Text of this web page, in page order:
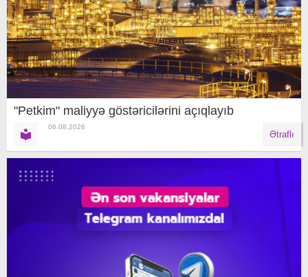
"Petkim" maliyyə göstəricilərini açıqlayıb
06.08.2026
Ətraflı